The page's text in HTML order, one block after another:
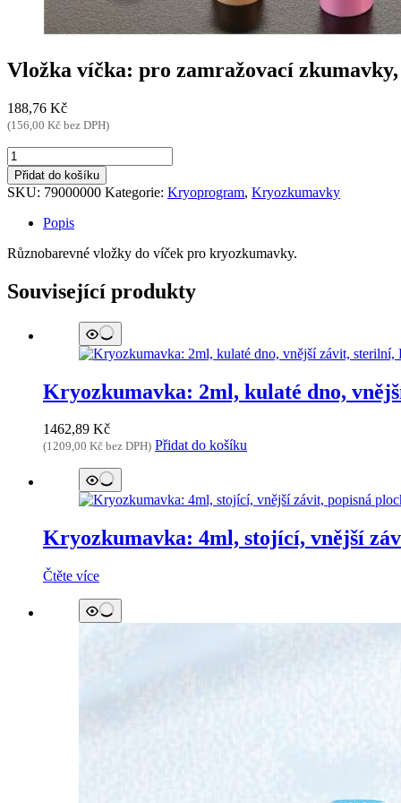
Vložka víčka: pro zamražovací
188,76 Kč
(156,00 Kč bez DPH)
Vložka
víčka:
pro
zamražovací
zkumavky,
PP;
množství
Přidat do košíku
SKU: 79000000 Kategorie: Kryoprogram, Kryozkumavky
Popis
Různobarevné vložky do víček pro kryozkumavky.
Související produkty
Kryozkumavka: 2ml, kulaté dno,
1462,89 Kč
(1209,00 Kč bez DPH) Přidat do košíku
Kryozkumavka: 4ml, stojící, vnější
Čtěte více